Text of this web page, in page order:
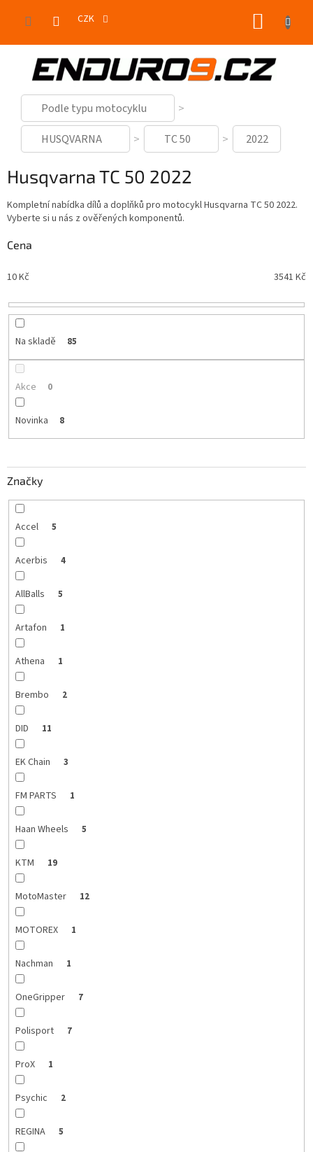
CZK
Podle typu motocyklu
HUSQVARNA
TC 50 2022
Husqvarna TC 50 2022
Kompletní nabídka dílů a doplňků pro motocykl Husqvarna TC 50 2022.
Vyberte si u nás z ověřených komponentů.
Cena
10Kč 3541 Kč
Na skladě 85
Akce 0
Novinka 8
Značky
Accel 5
Acerbis 4
AllBalls 5
Artafon 1
Athena 1
Brembo 2
DID 11
EK Chain 3
FM PARTS 1
Haan Wheels 5
KTM 19
MotoMaster 12
MOTOREX 1
Nachman 1
OneGripper 7
Polisport 7
ProX 1
Psychic 2
REGINA 5